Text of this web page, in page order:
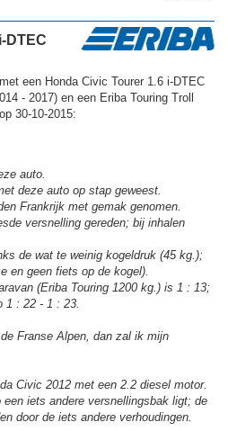
DTEC
een Honda Civic Tourer 1.6 i-DTEC
- 2017) en een Eriba Touring Troll
30-10-2015:
auto.
deze auto op stap geweest.
Frankrijk met gemak genomen.
versnelling gereden; bij inhalen
de wat te weinig kogeldruk (45 kg.);
en geen fiets op de kogel).
(Eriba Touring 1200 kg.) is 1 : 13;
1 : 22 - 1 : 23.
Franse Alpen, dan zal ik mijn
Civic 2012 met een 2.2 diesel motor.
iets andere versnellingsbak ligt; de
door de iets andere verhoudingen.